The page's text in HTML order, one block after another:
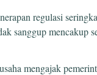
regulasi
sanggup mencakup
mengajak